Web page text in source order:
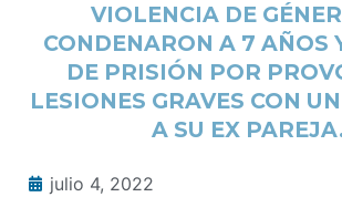
VIOLENCIA DE
CONDENARON A 7 AÑOS
DE PRISIÓN POR
LESIONES GRAVES CON
A SU EX
julio 4, 2022